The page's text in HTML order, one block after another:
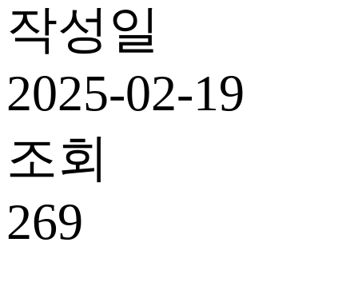
작성일
2025-02-19
조회
269